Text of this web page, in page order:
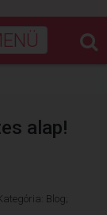
alap!
Blog;